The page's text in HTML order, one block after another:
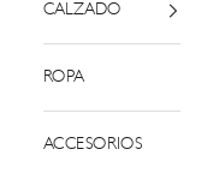
CALZADO
ROPA
ACCESORIOS